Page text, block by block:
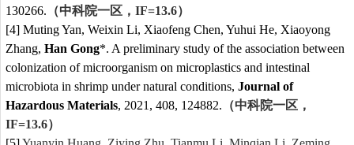
130266. （中科院一区， IF=13.6）
[4] Muting Yan, Weixin Li, Xiaofeng Chen, Yuhui He, Xiaoyong
Zhang, Han Gong*. A preliminary study of the association between
colonization of microorganism on microplastics and intestinal
microbiota in shrimp under natural conditions, Journal of
Hazardous Materials, 2021, 408, 124882. （中科院一区，
IF=13.6）